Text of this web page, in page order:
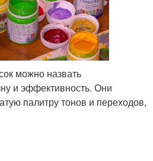
можно назвать
и эффективность. Они
палитру тонов и переходов,